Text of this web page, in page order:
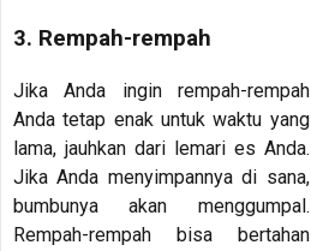
3. Rempah-rempah
Jika Anda ingin rempah-rempah
Anda tetap enak untuk waktu yang
lama, jauhkan dari lemari es Anda.
Jika Anda menyimpannya di sana,
bumbunya akan menggumpal.
Rempah-rempah bisa bertahan